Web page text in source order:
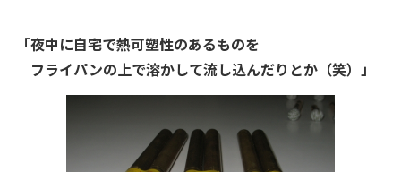
「夜中に自宅で熱可塑性のあるものを
フライパンの上で溶かして流し込んだりとか（笑）」